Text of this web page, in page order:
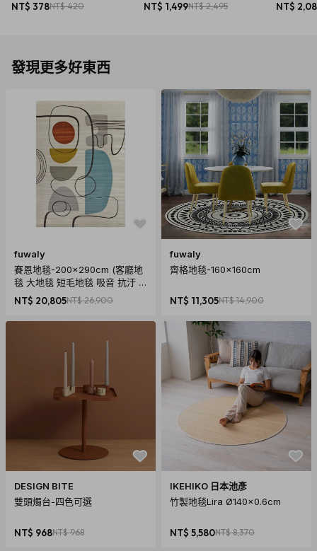
NT$ 378NT$ 420
NT$ 1,499NT$ 2,495 NT$
發現更多好東西
fuwaly
賽恩地毯-200x290cm (客廳地
毯 大地毯 短毛地毯 吸音 抗汙
防潑水 現代風 抽象風)
NT$ 20,805NT$ 26,900
fuwaly
齊格地毯-160x160cm
NT$ 11,305NT$ 14,900
DESIGN BITE
雙頭燭台-四色可選
NT$ 968NT$ 968
IKEHIKO 日本池彥
竹製地毯Lira Ø140x0.6cm
NT$ 5,580NT$ 8,370